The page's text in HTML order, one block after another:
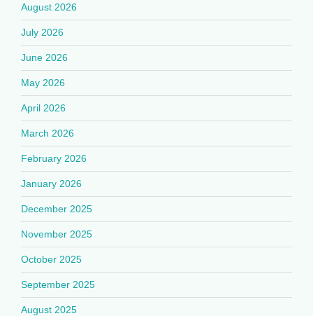
August 2026
July 2026
June 2026
May 2026
April 2026
March 2026
February 2026
January 2026
December 2025
November 2025
October 2025
September 2025
August 2025